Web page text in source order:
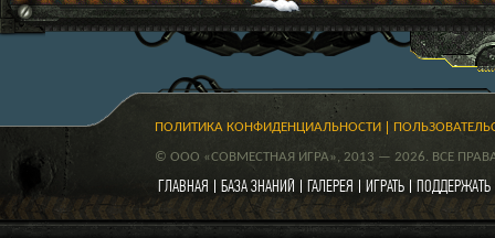
ПОЛИТИКА КОНФИДЕНЦИАЛЬНОСТИ
© ООО «СОВМЕСТНАЯ ИГРА», 2013 — 2026. ВСЕ
ГЛАВНАЯ БАЗА ЗНАНИЙ ГАЛЕРЕЯ ИГРАТЬ ПОДДЕРЖАТЬ